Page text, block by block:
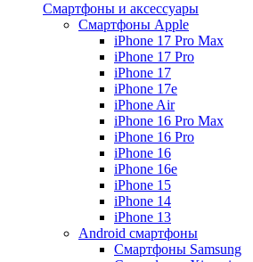
Смартфоны и аксессуары
Смартфоны Apple
iPhone 17 Pro Max
iPhone 17 Pro
iPhone 17
iPhone 17e
iPhone Air
iPhone 16 Pro Max
iPhone 16 Pro
iPhone 16
iPhone 16e
iPhone 15
iPhone 14
iPhone 13
Android cмартфоны
Смартфоны Samsung